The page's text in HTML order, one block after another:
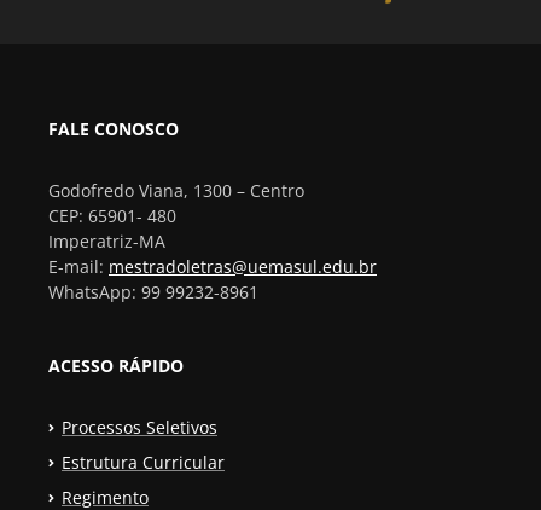
FALE CONOSCO
Godofredo Viana, 1300 – Centro
CEP: 65901- 480
Imperatriz-MA
E-mail: mestradoletras@uemasul.edu.br
WhatsApp: 99 99232-8961
ACESSO RÁPIDO
Processos Seletivos
Estrutura Curricular
Regimento